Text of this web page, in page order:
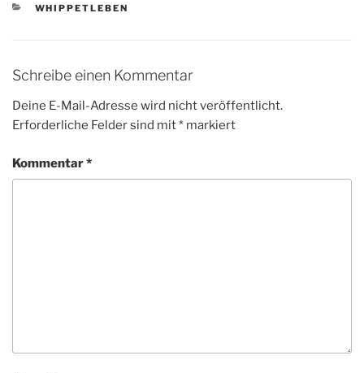
KATEGORIEN
WHIPPETLEBEN
Schreibe einen Kommentar
Deine E-Mail-Adresse wird nicht veröffentlicht.
Erforderliche Felder sind mit* markiert
Kommentar*